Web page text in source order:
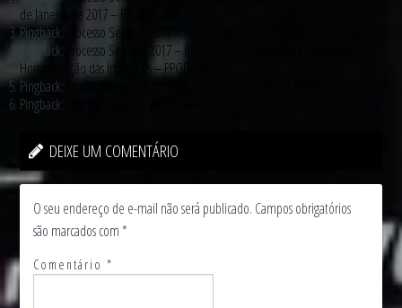
de Janeiro de 2017 – PPGDIF
Pingback:
Processo Seletivo 2017 – Homologação das Inscrições – PPGDIF
Pingback:
Processo Seletivo 2017 – Resposta à Interposição de Recursos para
Homologação das Inscrições – PPGDIF
Pingback:
Processo Seletivo 2017 – Resultado Preliminar – PPGDIF
Pingback:
DEIXE UM COMENTÁRIO
O seu endereço de e-mail não será publicado. Campos obrigatórios
são marcados com *
Comentário*